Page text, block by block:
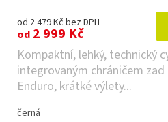
od 2 479 Kč bez DPH
od 2 999 Kč
Kompaktní, lehký, technický
integrovaným chráničem
Enduro, krátké výlety...
černá